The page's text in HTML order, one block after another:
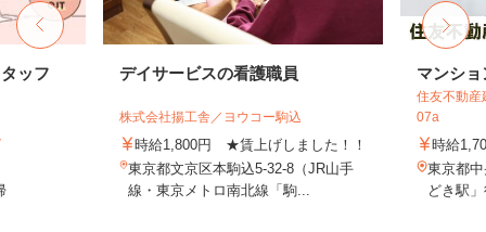
ッフ デイサービスの看護職員
株式会社揚工舎／ヨウコー駒込
時給1,800円 ★賃上げしました！！
東京都文京区本駒込5-32-8（JR山手
線・東京メトロ南北線「駒...
マンシ
住友不動産
07a
時給
東京都
どき駅